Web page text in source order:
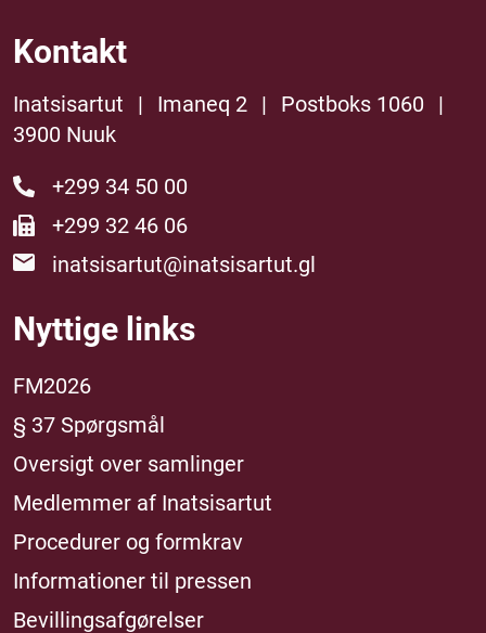
Kontakt
Inatsisartut | Imaneq 2 | Postboks 1060
|
3900 Nuuk
+299 34 50 00
+299 32 46 06
inatsisartut@inatsisartut.gl
Nyttige links
FM2026
§ 37 Spørgsmål
Oversigt over samlinger
Medlemmer af Inatsisartut
Procedurer og formkrav
Informationer til pressen
Bevillingsafgørelser